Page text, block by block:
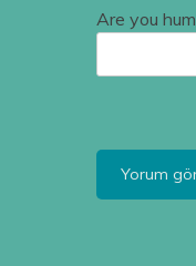
Are you